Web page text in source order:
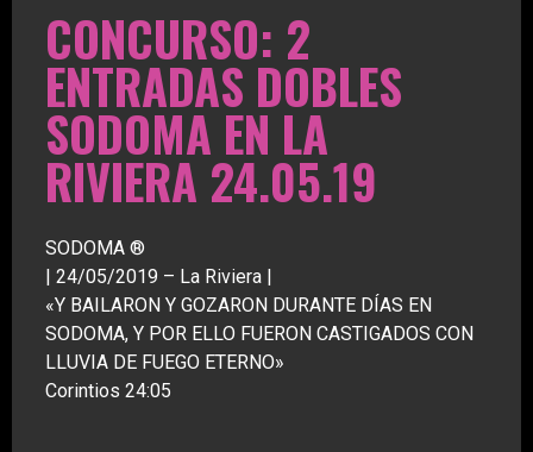
CONCURSO: 2
ENTRADAS DOBLES
SODOMA EN LA
RIVIERA 24.05.19
SODOMA ®
| 24/05/2019 – La Riviera |
«Y BAILARON Y GOZARON DURANTE DÍAS EN
SODOMA, Y POR ELLO FUERON CASTIGADOS CON
LLUVIA DE FUEGO ETERNO»
Corintios 24:05